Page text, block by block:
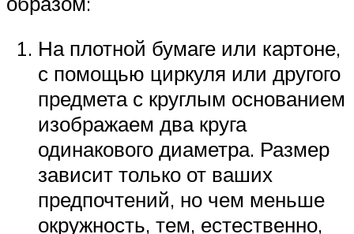
На плотной бумаге или картоне,
с помощью циркуля или другого
предмета с круглым основанием
изображаем два круга
одинакового диаметра. Размер
зависит только от ваших
предпочтений, но чем меньше
окружность, тем, естественно,